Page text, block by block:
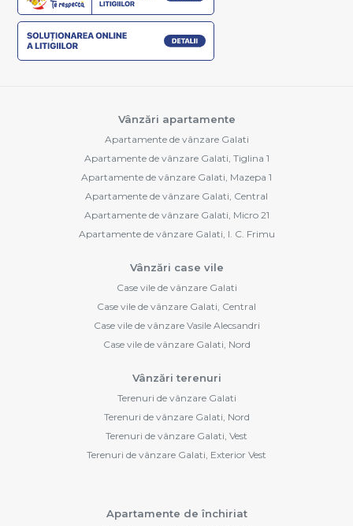
Vânzări apartamente
Apartamente de vânzare Galati
Apartamente de vânzare Galati, Tiglina 1
Apartamente de vânzare Galati, Mazepa 1
Apartamente de vânzare Galati, Central
Apartamente de vânzare Galati, Micro 21
Apartamente de vânzare Galati, I. C. Frimu
Vânzări case vile
Case vile de vânzare Galati
Case vile de vânzare Galati, Central
Case vile de vânzare Vasile Alecsandri
Case vile de vânzare Galati, Nord
Vânzări terenuri
Terenuri de vânzare Galati
Terenuri de vânzare Galati, Nord
Terenuri de vânzare Galati, Vest
Terenuri de vânzare Galati, Exterior Vest
Apartamente de închiriat